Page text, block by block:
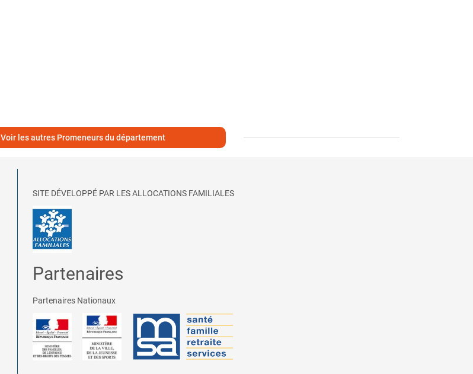
Voir les autres Promeneurs du département
SITE DÉVELOPPÉ PAR LES ALLOCATIONS FAMILIALES
Partenaires
Partenaires Nationaux